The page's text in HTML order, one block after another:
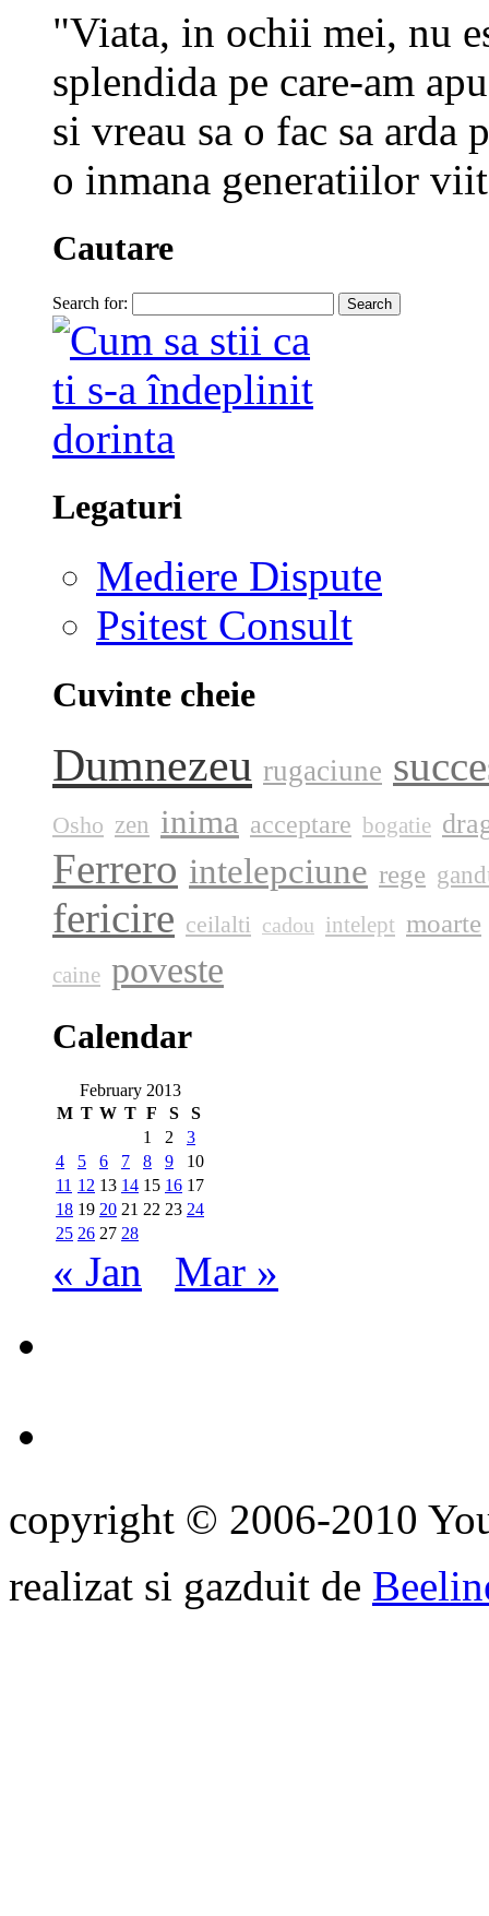
"Viata, in ochii mei, nu
splendida pe care-am
si vreau sa o fac sa
o inmana generatiilor
Cautare
Search for:
Legaturi
Mediere Dispute
Psitest Consult
Cuvinte cheie
Dumnezeu rugaciune
Osho zen inima acceptare bogatie
Ferrero intelepciune rege
fericire ceilalti cadou intelept moarte
caine poveste
Calendar
February 2013
M T W T F S
S
1
2
3
4
5 6 7 8 9
10
11 12 13 14 15 16 17
18 19 20 21 22 23 24
25 26 27 28
« Jan Mar »
copyright © 2006-2010
realizat si gazduit de